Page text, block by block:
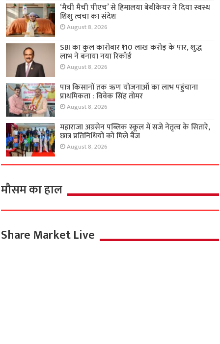
‘मैची मैची पीएच’ से हिमालया बेबीकेयर ने दिया स्वस्थ
शिशु त्वचा का संदेश
August 8, 2026
SBI का कुल कारोबार ₹110 लाख करोड़ के पार, शुद्ध
लाभ ने बनाया नया रिकॉर्ड
August 8, 2026
पात्र किसानों तक ऋण योजनाओं का लाभ पहुंचाना
प्राथमिकता : विवेक सिंह तोमर
August 8, 2026
महाराजा अग्रसेन पब्लिक स्कूल में सजे नेतृत्व के सितारे,
छात्र प्रतिनिधियों को मिले बैज
August 8, 2026
मौसम का हाल
Share Market Live